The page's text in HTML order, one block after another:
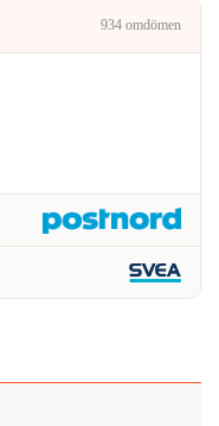
934 omdömen